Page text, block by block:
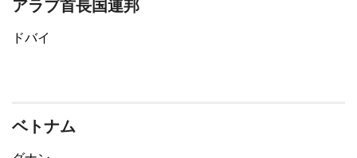
アラブ首長国連邦
ドバイ
ベトナム